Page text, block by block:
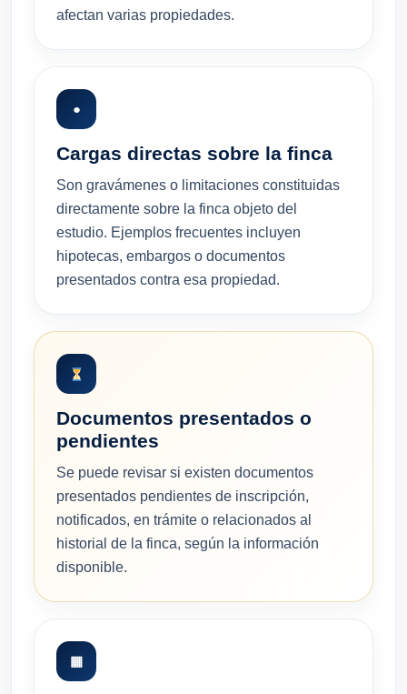
afectan varias propiedades.
●
Cargas directas sobre la finca
Son gravámenes o limitaciones constituidas
directamente sobre la finca objeto del
estudio. Ejemplos frecuentes incluyen
hipotecas, embargos o documentos
presentados contra esa propiedad.
Documentos presentados o
pendientes
Se puede revisar si existen documentos
presentados pendientes de inscripción,
notificados, en trámite o relacionados al
historial de la finca, según la información
disponible.
▦